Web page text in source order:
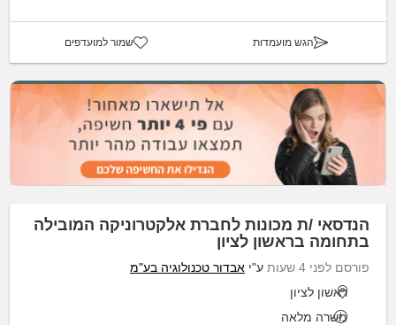
הגש מועמדות שמור למועדפים
הנדסאי /ת מכונות לחברת אלקטרוניקה המובילה
בתחומה בראשון לציון
פורסם לפני 4 שעות ע"י אבדור טכנולוגיה בע"מ
ראשון לציון
משרה מלאה